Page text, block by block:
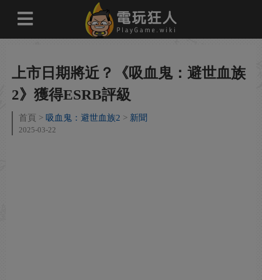
上市日期將近？《吸血鬼：避世血族
2》獲得ESRB評級
首頁 吸血鬼：避世血族2 新聞
2025-03-22